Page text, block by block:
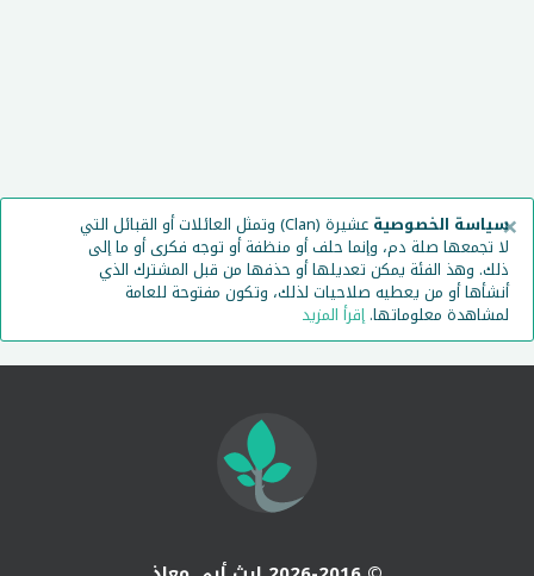
سياسة الخصوصية عشيرة (Clan) وتمثل العائلات أو القبائل التي
لا تجمعها صلة دم، وإنما حلف أو منظفة أو توجه فكرى أو ما إلى
ذلك. وهذ الفئة يمكن تعديلها أو حذفها من قبل المشترك الذي
أنشأها أو من يعطيه صلاحيات لذلك، وتكون مفتوحة للعامة
لمشاهدة معلوماتها.إقرأ المزيد
×